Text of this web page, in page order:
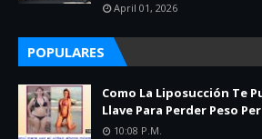
April 01, 2026
POPULARES
Como La Liposucción Te
Llave Para Perder Peso
10:08 P.m.